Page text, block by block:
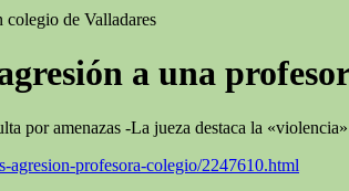
colegio de Valladares
a una
por amenazas -La jueza destaca la
agresion-profesora-colegio/2247610.html